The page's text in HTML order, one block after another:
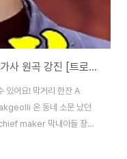
미스터트롯 영탁 ‘막걸리 한잔’ 인기곡 가사 원곡 강진 [트로트 영어로]
있어요! 막거리 한잔 A
온 동네 소문 났던
maker 막내아들 장가
앓던 이가 빠졌다며